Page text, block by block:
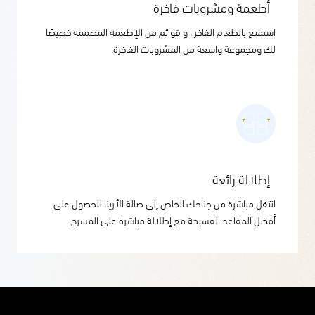
أطعمة ومشروبات فاخرة
استمتع بالطعام الفاخر ، و قوائم من الإطعمة المصممة خصيصًا
لك ومجموعة واسعة من المشروبات الفاخرة
إطلالة رائعة
انتقل مباشرة من جناحك الخاص إلى صالة الأرينا للحصول على
أفضل المقاعد الفسيحة مع إطلالة مباشرة على المسرح